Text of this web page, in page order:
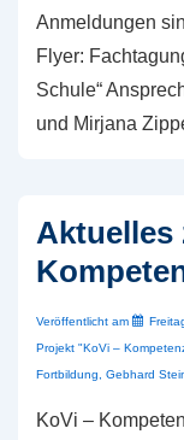
Anmeldungen
Flyer:
Schule“
und Mirjana
Aktuelles
Veröffentlicht am
Projekt "KoVi –
Fortbildung
Gebhard
KoVi –